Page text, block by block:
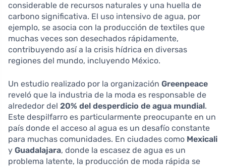
considerable de recursos naturales y una huella de
carbono significativa. El uso intensivo de agua, por
ejemplo, se asocia con la producción de textiles que
muchas veces son desechados rápidamente,
contribuyendo así a la crisis hídrica en diversas
regiones del mundo, incluyendo México.
Un estudio realizado por la organización Greenpeace
reveló que la industria de la moda es responsable de
alrededor del 20% del desperdicio de agua mundial.
Este despilfarro es particularmente preocupante en un
país donde el acceso al agua es un desafío constante
para muchas comunidades. En ciudades como Mexicali
y Guadalajara, donde la escasez de agua es un
problema latente, la producción de moda rápida se